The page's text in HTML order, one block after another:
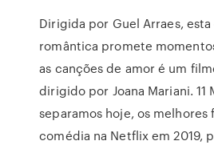
Dirigida por Guel Arraes,
romântica promete
as canções de amor é um
dirigido por Joana Mariani. 11
separamos hoje, os melhores
comédia na Netflix em 2019,